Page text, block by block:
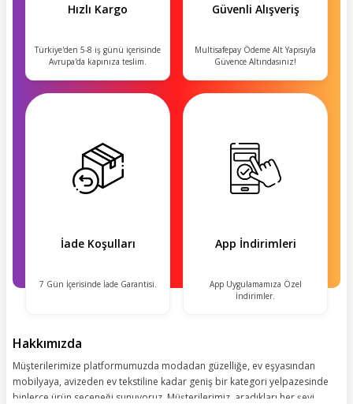
Hızlı Kargo
Türkiye'den 5-8 iş günü içerisinde
Avrupa'da kapınıza teslim.
Güvenli Alışveriş
Multisafepay Ödeme Alt Yapısıyla
Güvence Altındasınız!
İade Koşulları
7 Gün İçerisinde İade Garantisi.
App İndirimleri
App Uygulamamıza Özel
İndirimler.
Hakkımızda
Müşterilerimize platformumuzda modadan güzelliğe, ev eşyasından
mobilyaya, avizeden ev tekstiline kadar geniş bir kategori yelpazesinde
binlerce ürün seçeneği sunuyoruz. Müşterilerimiz, aradıkları her şeyi